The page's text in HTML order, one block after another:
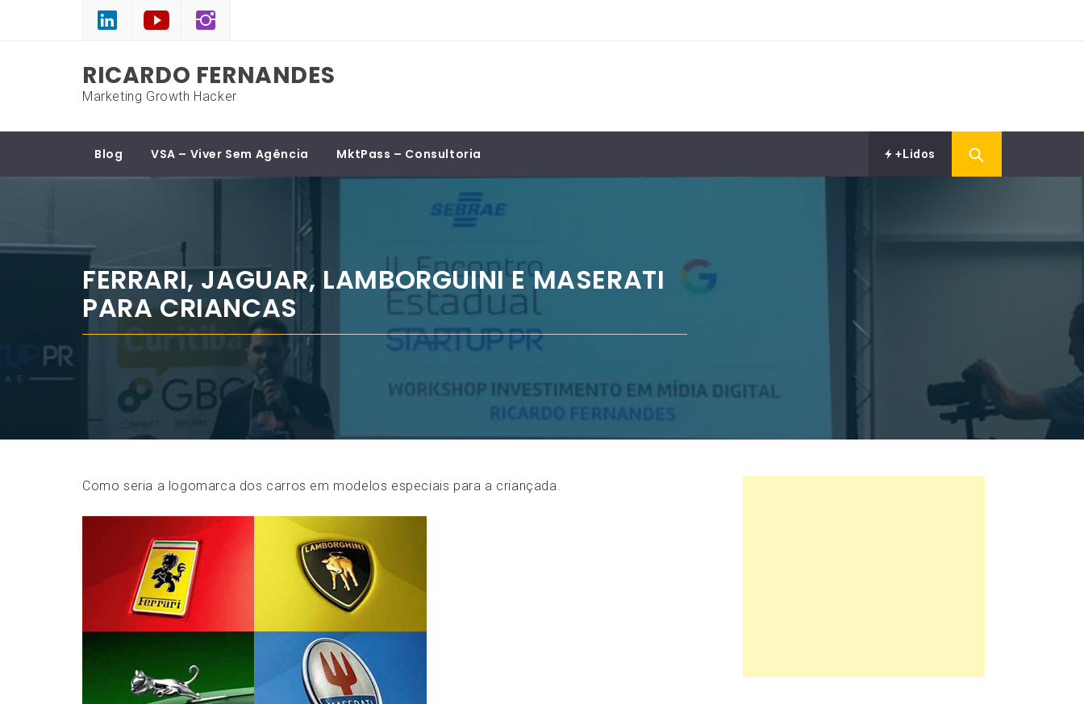
RICARDO FERNANDES
Marketing Growth Hacker
Blog VSA – Viver Sem Agência MktPass – Consultoria +Lidos
FERRARI, JAGUAR, LAMBORGUINI E MASERATI
PARA CRIANCAS
Como seria a logomarca dos carros em modelos especiais para a criançada.